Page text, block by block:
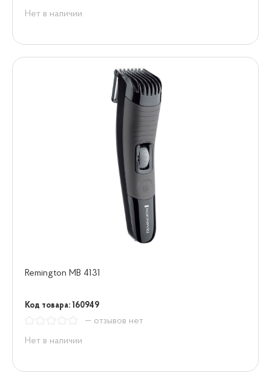
Нет в наличии
Remington MB 4131
Код товара: 160949
— отзывов нет
Нет в наличии